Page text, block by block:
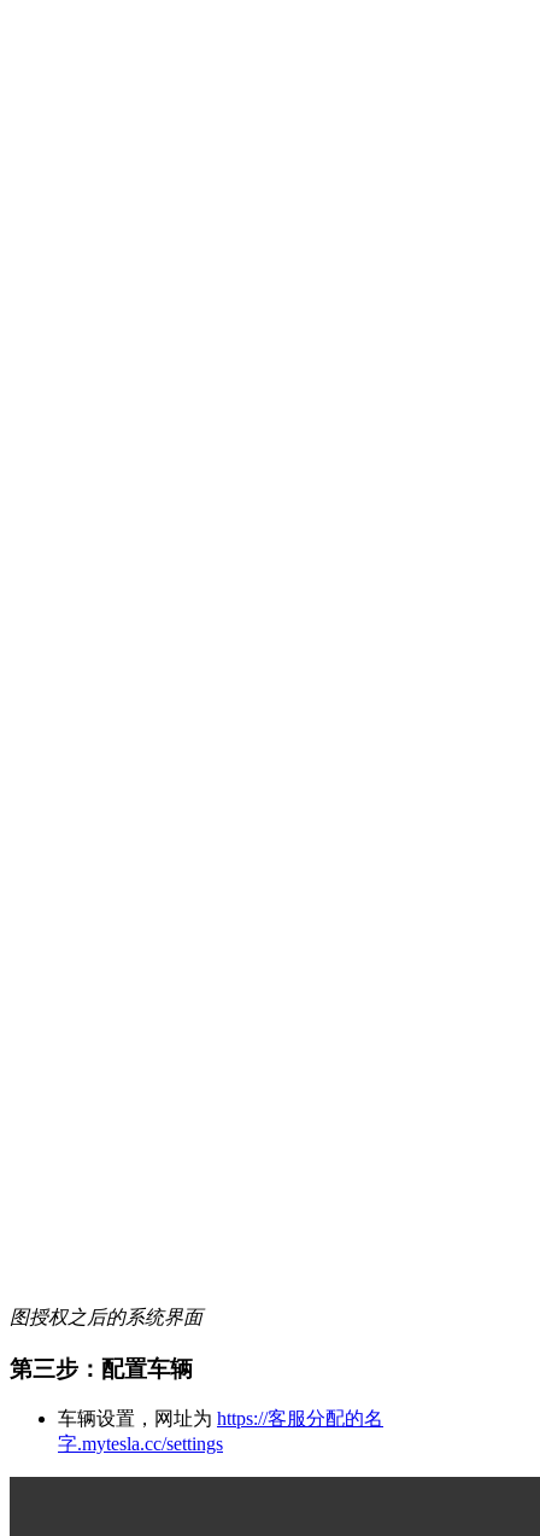
图授权之后的系统界面
第三步：配置车辆
车辆设置，网址为 https://客服分配的名
字.mytesla.cc/settings